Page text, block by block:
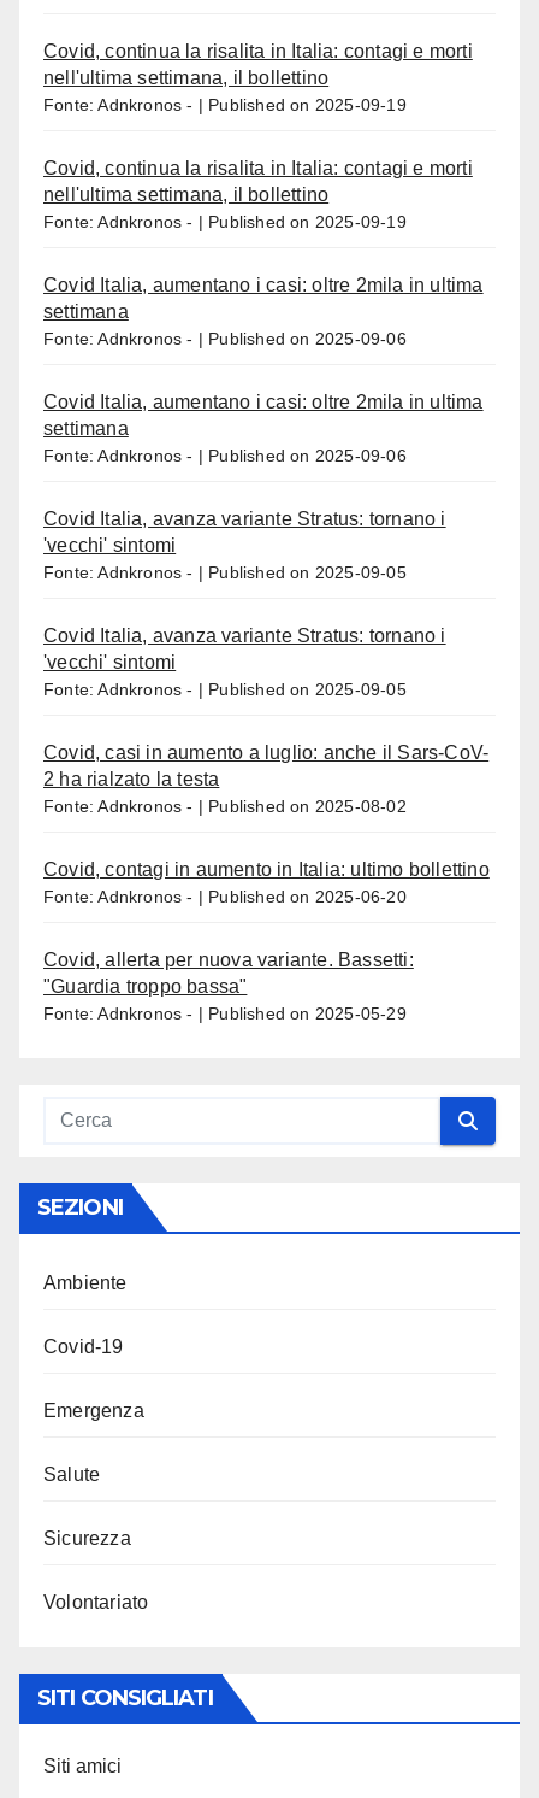
Covid, continua la risalita in Italia: contagi e morti
nell'ultima settimana, il bollettino
Fonte: Adnkronos - Published on 2025-09-19
Covid, continua la risalita in Italia: contagi e morti
nell'ultima settimana, il bollettino
Fonte: Adnkronos - Published on 2025-09-19
Covid Italia, aumentano i casi: oltre 2mila in ultima
settimana
Fonte: Adnkronos - Published on 2025-09-06
Covid Italia, aumentano i casi: oltre 2mila in ultima
settimana
Fonte: Adnkronos - Published on 2025-09-06
Covid Italia, avanza variante Stratus: tornano i
'vecchi' sintomi
Fonte: Adnkronos - Published on 2025-09-05
Covid Italia, avanza variante Stratus: tornano i
'vecchi' sintomi
Fonte: Adnkronos - Published on 2025-09-05
Covid, casi in aumento a luglio: anche il Sars-CoV-
2 ha rialzato la testa
Fonte: Adnkronos - Published on 2025-08-02
Covid, contagi in aumento in Italia: ultimo bollettino
Fonte: Adnkronos - Published on 2025-06-20
Covid, allerta per nuova variante. Bassetti:
"Guardia troppo bassa"
Fonte: Adnkronos - Published on 2025-05-29
SEZIONI
Ambiente
Covid-19
Emergenza
Salute
Sicurezza
Volontariato
SITI CONSIGLIATI
Siti amici